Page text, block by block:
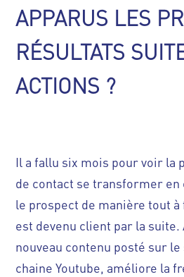
APPARUS LES
RÉSULTATS
ACTIONS ?
Il a fallu six mois pour voir la
de contact se transformer
le prospect de manière tout
est devenu client par la
nouveau contenu posté sur
chaine Youtube, améliore la